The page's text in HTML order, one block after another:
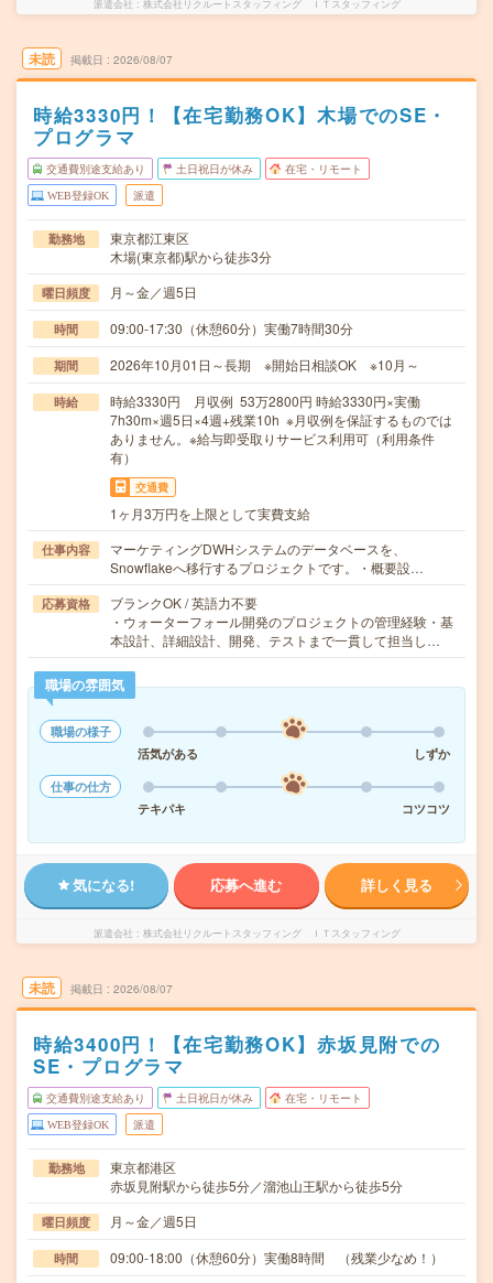
派遣会社 株式会社リクルートスタッフィング ＩＴスタッフィング
未読 掲載日 2026/08/07
時給3330円！【在宅勤務OK】木場でのSE・
プログラマ
交通費別途支給あり 土日祝日が休み 在宅・リモート
WEB登録OK 派遣
勤務地
東京都江東区
木場(東京都)駅から徒歩3分
曜日頻度 月～金／週5日
時間 09:00-17:30（休憩60分）実働7時間30分
期間 2026年10月01日～長期 ※開始日相談OK ※10月～
時給
時給3330円 月収例 53万2800円 時給3330円×実働
7h30m×週5日×4週+残業10h ※月収例を保証するものでは
ありません。※給与即受取りサービス利用可（利用条件
有）
交通費
1ヶ月3万円を上限として実費支給
仕事内容
マーケティングDWHシステムのデータベースを、
Snowflakeへ移行するプロジェクトです。・概要設…
応募資格
ブランクOK / 英語力不要
・ウォーターフォール開発のプロジェクトの管理経験・基
本設計、詳細設計、開発、テストまで一貫して担当し…
職場の雰囲気
職場の様子
活気がある
しずか
仕事の仕方
テキパキ
コツコツ
気になる! 応募へ進む 詳しく見る
派遣会社 株式会社リクルートスタッフィング ＩＴスタッフィング
未読 掲載日 2026/08/07
時給3400円！【在宅勤務OK】赤坂見附での
SE・プログラマ
交通費別途支給あり 土日祝日が休み 在宅・リモート
WEB登録OK 派遣
勤務地
東京都港区
赤坂見附駅から徒歩5分／溜池山王駅から徒歩5分
曜日頻度 月～金／週5日
時間 09:00-18:00（休憩60分）実働8時間 （残業少なめ！）